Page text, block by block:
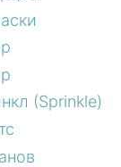
(Sprinkle)